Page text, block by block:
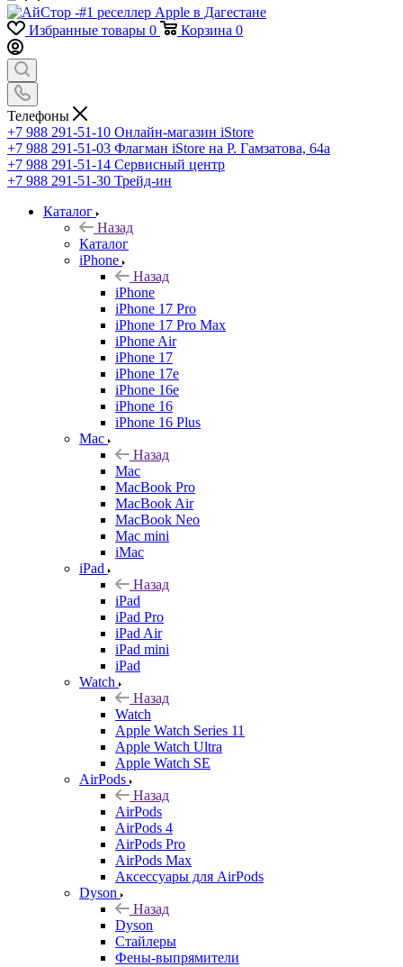
Избранные товары 0 Корзина 0
Телефоны
+7 988 291-51-10 Онлайн-магазин iStore
+7 988 291-51-03 Флагман iStore на Р. Гамзатова, 64а
+7 988 291-51-14 Сервисный центр
+7 988 291-51-30 Трейд-ин
Каталог
Назад
Каталог
iPhone
Назад
iPhone
iPhone 17 Pro
iPhone 17 Pro Max
iPhone Air
iPhone 17
iPhone 17e
iPhone 16e
iPhone 16
iPhone 16 Plus
Mac
Назад
Mac
MacBook Pro
MacBook Air
MacBook Neo
Mac mini
iMac
iPad
Назад
iPad
iPad Pro
iPad Air
iPad mini
iPad
Watch
Назад
Watch
Apple Watch Series 11
Apple Watch Ultra
Apple Watch SE
AirPods
Назад
AirPods
AirPods 4
AirPods Pro
AirPods Max
Аксессуары для AirPods
Dyson
Назад
Dyson
Стайлеры
Фены-выпрямители